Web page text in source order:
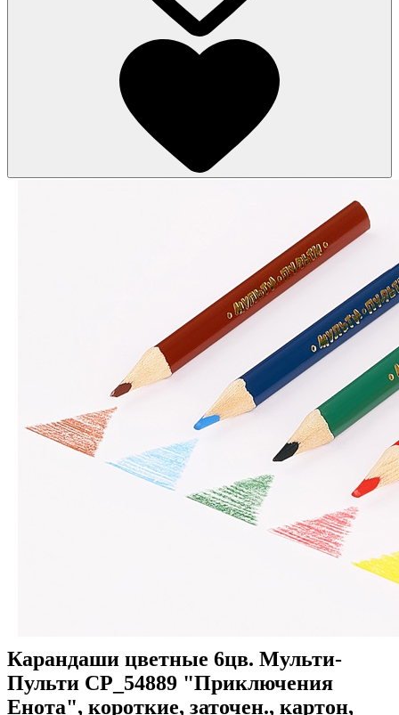
Карандаши цветные 6цв. Мульти-
Пульти CP_54889 "Приключения
Енота", короткие, заточен., картон,